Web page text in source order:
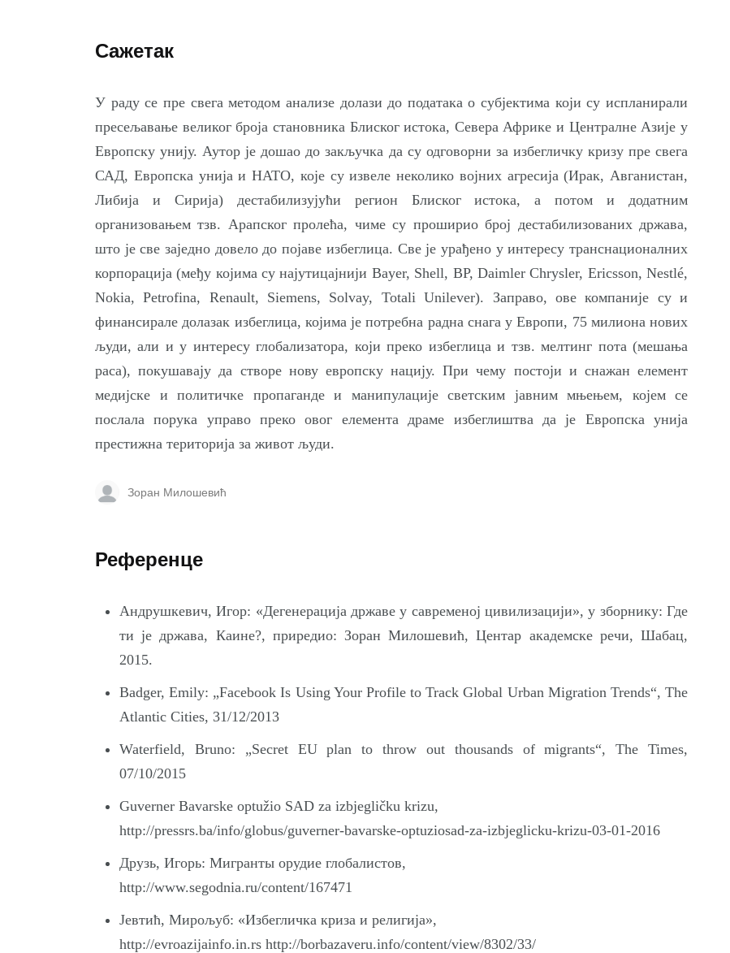
Сажетак
У раду се пре свега методом анализе долази до података о субјектима који су испланирали
пресељавање великог броја становника Блиског истока, Севера Африке и Централне Азије у
Европску унију. Аутор је дошао до закључка да су одговорни за избегличку кризу пре свега
САД, Европска унија и НАТО, које су извеле неколико војних агресија (Ирак, Авганистан,
Либија и Сирија) дестабилизујући регион Блиског истока, а потом и додатним
организовањем тзв. Арапског пролећа, чиме су проширио број дестабилизованих држава,
што је све заједно довело до појаве избеглица. Све је урађено у интересу транснационалних
корпорација (међу којима су најутицајнији Bayer, Shell, BP, Daimler Chrysler, Ericsson, Nestlé,
Nokia, Petrofina, Renault, Siemens, Solvay, Totali Unilever). Заправо, ове компаније су и
финансирале долазак избеглица, којима је потребна радна снага у Европи, 75 милиона нових
људи, али и у интересу глобализатора, који преко избеглица и тзв. мелтинг пота (мешања
раса), покушавају да створе нову европску нацију. При чему постоји и снажан елемент
медијске и политичке пропаганде и манипулације светским јавним мњењем, којем се
послала порука управо преко овог елемента драме избеглиштва да је Европска унија
престижна територија за живот људи.
Зоран Милошевић
Референце
Андрушкевич, Игор: «Дегенерација државе у савременој цивилизацији», у зборнику: Где
ти је држава, Каине?, приредио: Зоран Милошевић, Центар академске речи, Шабац,
2015.
Badger, Emily: „Facebook Is Using Your Profile to Track Global Urban Migration Trends“, The
Atlantic Cities, 31/12/2013
Waterfield, Bruno: „Secret EU plan to throw out thousands of migrants“, The Times,
07/10/2015
Guverner Bavarske optužio SAD za izbjegličku krizu,
http://pressrs.ba/info/globus/guverner-bavarske-optuziosad-za-izbjeglicku-krizu-03-01-2016
Друзь, Игорь: Мигранты орудие глобалистов,
http://www.segodnia.ru/content/167471
Јевтић, Мирољуб: «Избегличка криза и религија»,
http://evroazijainfo.in.rs http://borbazaveru.info/content/view/8302/33/